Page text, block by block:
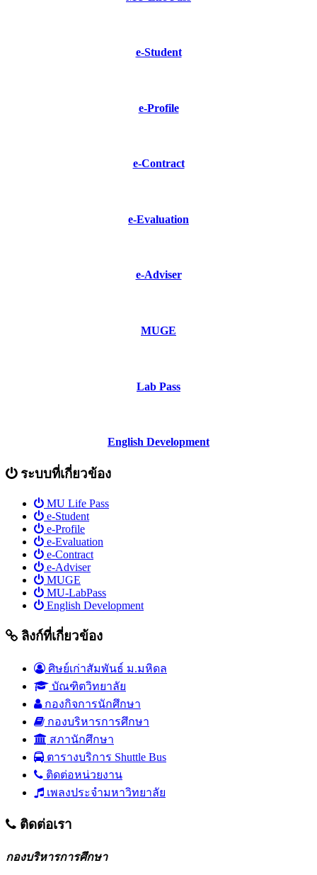
e-Student
e-Profile
e-Contract
e-Evaluation
e-Adviser
MUGE
Lab Pass
English Development
ระบบที่เกี่ยวข้อง
MU Life Pass
e-Student
e-Profile
e-Evaluation
e-Contract
e-Adviser
MUGE
MU-LabPass
English Development
ลิงก์ที่เกี่ยวข้อง
ศิษย์เก่าสัมพันธ์ ม.มหิดล
บัณฑิตวิทยาลัย
กองกิจการนักศึกษา
กองบริหารการศึกษา
สภานักศึกษา
ตารางบริการ Shuttle Bus
ติดต่อหน่วยงาน
เพลงประจำมหาวิทยาลัย
ติดต่อเรา
กองบริหารการศึกษา